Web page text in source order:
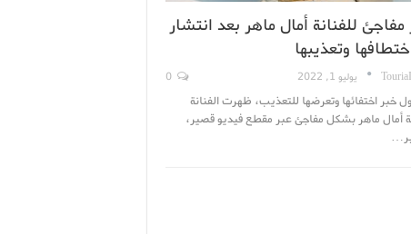
للفنانة أمال ماهر بعد انتشار
وتعذيبها
يوليو 1, 2022
خبر اختفائها وتعرضها للتعذيب، ظهرت الفنانة
أمال ماهر بشكل مفاجئ عبر مقطع فيديو قصير،